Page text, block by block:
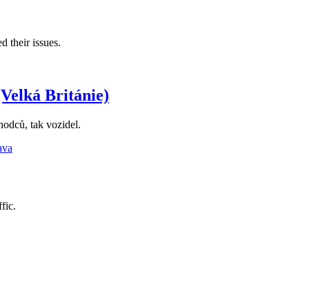
their issues.
Británie)
tak vozidel.